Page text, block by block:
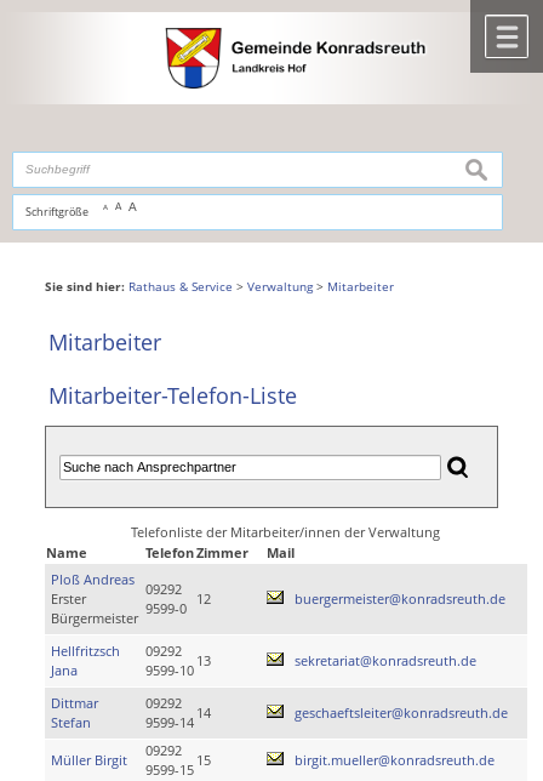
,zur Navigationoderzur Startseitespringen.
Schriftgröße A A A
suchen
Sie sind hier: Rathaus & Service > Verwaltung> Mitarbeiter
Mitarbeiter
Mitarbeiter-Telefon-Liste
Telefonliste der Mitarbeiter/innen der Verwaltung
Name
TelefonZimmer
Mail
Ploß Andreas
Erster
Bürgermeister
09292
9599-0
12 buergermeister@konradsreuth.de
Hellfritzsch
Jana
09292
9599-10
13 sekretariat@konradsreuth.de
Dittmar
Stefan
09292
9599-14
14 geschaeftsleiter@konradsreuth.de
Müller Birgit
09292
9599-15
15 birgit.mueller@konradsreuth.de